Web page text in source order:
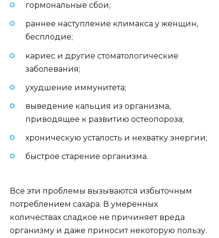
гормональные сбои;
раннее наступление климакса у женщин,
бесплодие;
кариес и другие стоматологические
заболевания;
ухудшение иммунитета;
выведение кальция из организма,
приводящее к развитию остеопороза;
хроническую усталость и нехватку энергии;
быстрое старение организма.
Все эти проблемы вызываются избыточным
потреблением сахара. В умеренных
количествах сладкое не причиняет вреда
организму и даже приносит некоторую пользу.